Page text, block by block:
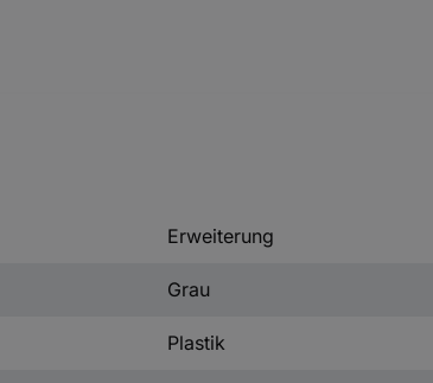
Erweiterung
Grau
Plastik